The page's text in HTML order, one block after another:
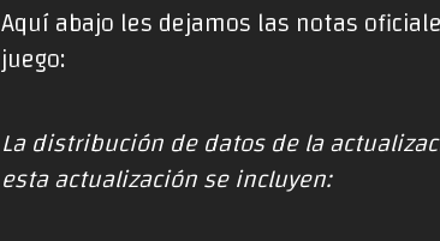
Aquí abajo les dejamos las notas
juego:
La distribución de datos de la
esta actualización se incluyen: